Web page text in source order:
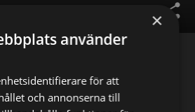
share
Gunilla
×
använder
för att
och annonserna till